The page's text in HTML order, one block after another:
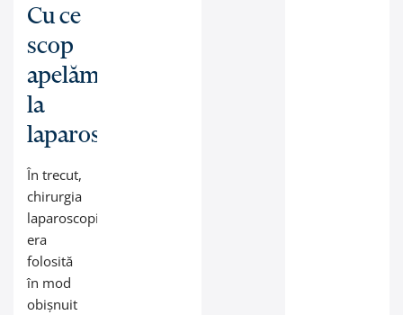
Cu ce
scop
apelăm
la
laparoscopie?
În trecut,
chirurgia
laparoscopică
era
folosită
în mod
obișnuit